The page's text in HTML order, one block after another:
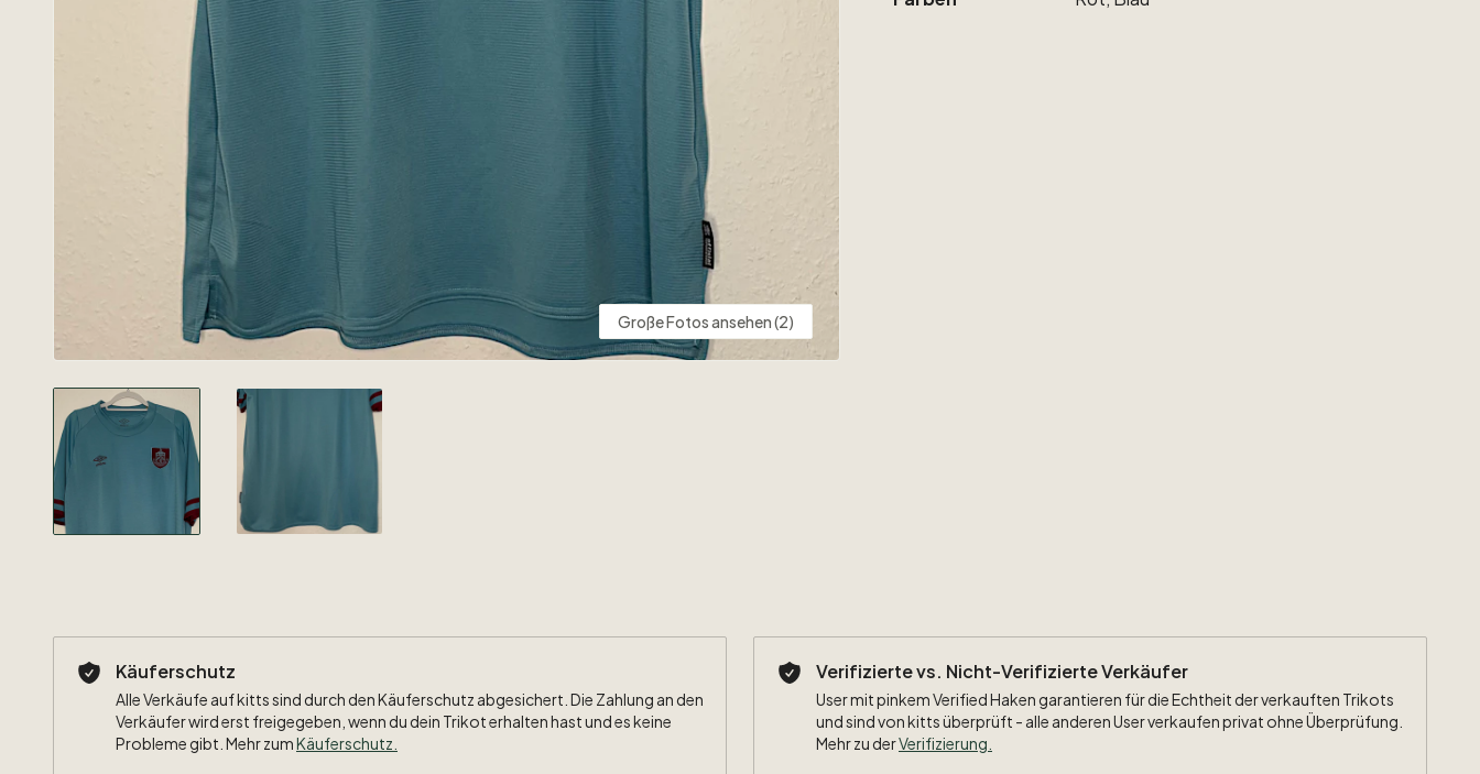
Große Fotos ansehen (2)
Käuferschutz
Alle Verkäufe auf kitts sind durch den Käuferschutz abgesichert. Die Zahlung an den
Verkäufer wird erst freigegeben, wenn du dein Trikot erhalten hast und es keine
Probleme gibt. Mehr zumKäuferschutz
Verifizierte vs. Nicht-Verifizierte Verkäufer
User mit pinkem Verified Haken garantieren für die Echtheit der verkauften Trikots
und sind von kitts überprüft - alle anderen User verkaufen privat ohne Überprüfung.
Mehr zu derVerifizierung.